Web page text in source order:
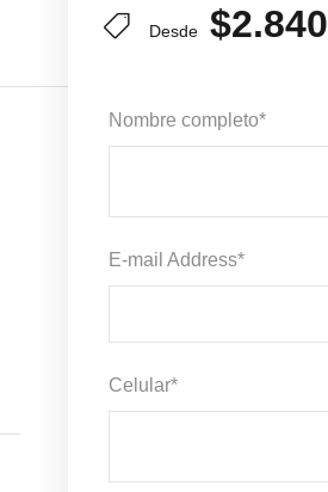
Desde $2.840
Nombre completo*
E-mail Address*
Celular*